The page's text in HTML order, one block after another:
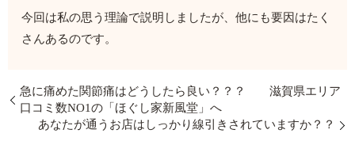
今回は私の思う理論で説明しましたが、他にも要因はたく
さんあるのです。
急に痛めた関節痛はどうしたら良い？？？ 滋賀県エリア
口コミ数NO1の「ほぐし家新風堂」へ
あなたが通うお店はしっかり線引きされていますか？？